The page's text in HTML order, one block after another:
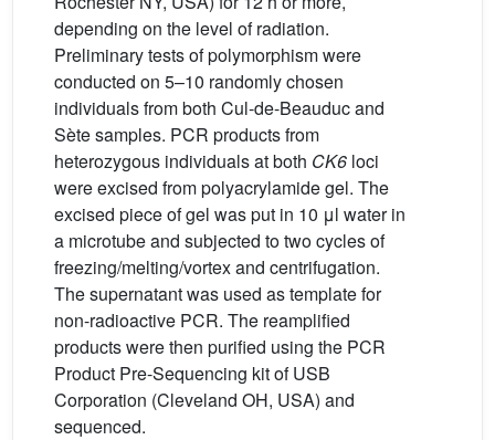
depending on the level of radiation.
Preliminary tests of polymorphism were
conducted on 5–10 randomly chosen
individuals from both Cul-de-Beauduc and
Sète samples. PCR products from
heterozygous individuals at both CK6 loci
were excised from polyacrylamide gel. The
excised piece of gel was put in 10 μl water in
a microtube and subjected to two cycles of
freezing/melting/vortex and centrifugation.
The supernatant was used as template for
non-radioactive PCR. The reamplified
products were then purified using the PCR
Product Pre-Sequencing kit of USB
Corporation (Cleveland OH, USA) and
sequenced.